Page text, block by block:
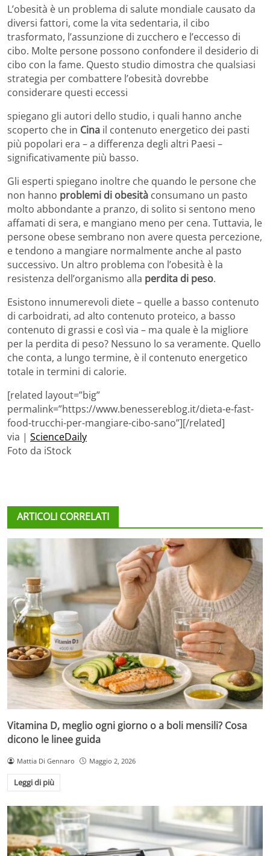
L’obesità è un problema di salute mondiale causato da
diversi fattori, come la vita sedentaria, il cibo
trasformato, l’assunzione di zucchero e l’eccesso di
cibo. Molte persone possono confondere il desiderio di
cibo con la fame. Questo studio dimostra che qualsiasi
strategia per combattere l’obesità dovrebbe
considerare questi eccessi
spiegano gli autori dello studio, i quali hanno anche
scoperto che in Cina il contenuto energetico dei pasti
più popolari era – a differenza degli altri Paesi –
significativamente più basso.
Gli esperti spiegano inoltre che quando le persone che
non hanno problemi di obesità consumano un pasto
molto abbondante a pranzo, di solito si sentono meno
affamati di sera, e mangiano meno per cena. Tuttavia, le
persone obese sembrano non avere questa percezione,
e tendono a mangiare normalmente anche al pasto
successivo. Un altro problema con l’obesità è la
resistenza dell’organismo alla perdita di peso.
Esistono innumerevoli diete – quelle a basso contenuto
di carboidrati, ad alto contenuto proteico, a basso
contenuto di grassi e così via – ma quale è la migliore
per la perdita di peso? Nessuno lo sa veramente. Quello
che conta, a lungo termine, è il contenuto energetico
totale in termini di calorie.
[related layout=”big”
permalink=”https://www.benessereblog.it/dieta-e-fast-
food-trucchi-per-mangiare-cibo-sano”][/related]
via | ScienceDaily
Foto da iStock
ARTICOLI CORRELATI
Vitamina D, meglio ogni giorno o a boli mensili? Cosa
dicono le linee guida
Mattia Di Gennaro Maggio 2, 2026
Leggi di più